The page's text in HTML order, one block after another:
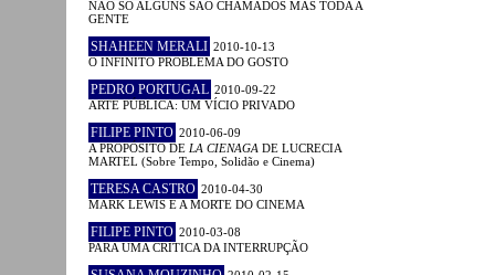
NÃO SÓ ALGUNS SÃO CHAMADOS MAS TODA A
GENTE
SHAHEEN MERALI 2010-10-13
O INFINITO PROBLEMA DO GOSTO
PEDRO PORTUGAL 2010-09-22
ARTE PÚBLICA: UM VÍCIO PRIVADO
FILIPE PINTO 2010-06-09
A PROPÓSITO DE LA CIENAGA DE LUCRECIA
MARTEL (Sobre Tempo, Solidão e Cinema)
TERESA CASTRO 2010-04-30
MARK LEWIS E A MORTE DO CINEMA
FILIPE PINTO 2010-03-08
PARA UMA CRÍTICA DA INTERRUPÇÃO